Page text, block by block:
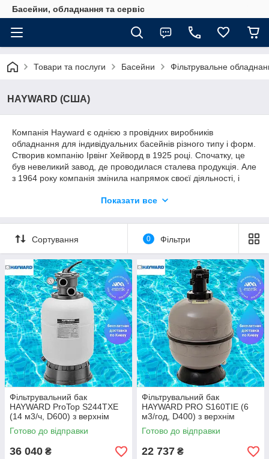
Басейни, обладнання та сервіс
Товари та послуги Басейни Фільтрувальне
HAYWARD (США)
Компанія Hayward є однією з провідних виробників
обладнання для індивідуальних басейнів різного типу і форм.
Створив компанію Ірвінг Хейворд в 1925 році. Спочатку, це
був невеликий завод, де проводилася сталева продукція. Але
з 1964 року компанія змінила напрямок своєї діяльності, і
високою энергоэкономичностью. Хімікати, які
використовуються у виробництві, не забруднюють
навколишнє середовище, і не шкодять здоров'ю людини.
Компанія випускає унікальну систему фільтрації, яка дає
можливість економити воду. Крім того, водні освітлювальні
прилади від Haywardспоживають у кілька разів менше,
порівняно з аналогічною продукцією конкурентів.
Показати все
Сортування 0 Фільтри
Фільтрувальний бак
HAYWARD ProTop S244TXE
(14 м3/ч, D600) з верхнім
вентилем — піщаний фільтр
для басейну
Готово до відправки
36 040 ₴
Фільтрувальний бак
HAYWARD PRO S160TIE (6
м3/год, D400) з верхнім
вентилем (Hayward, Франція)
Готово до відправки
22 737 ₴